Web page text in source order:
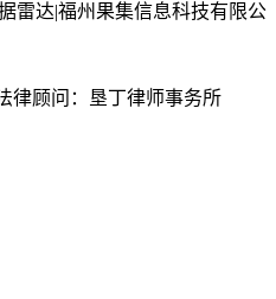
雷达|福州果集信息科技有限公
律顾问：垦丁律师事务所